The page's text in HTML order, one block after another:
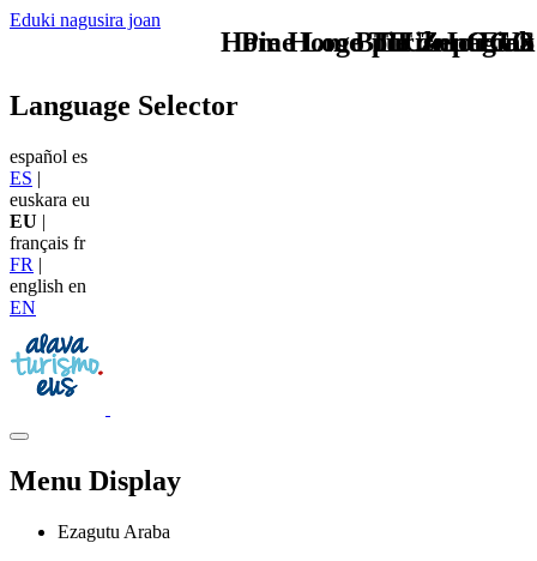
Eduki nagusira joan
TU - LOGO
Language Selector
español es
ES |
euskara eu
EU |
français fr
FR |
english en
EN
Menu Display
Ezagutu Araba
BTT Zentroak
Home Logo pie de página
Pie Home Turismo EUS